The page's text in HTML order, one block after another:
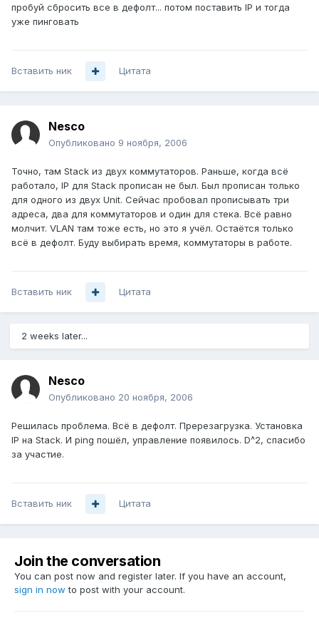
пробуй сбросить все в дефолт... потом поставить IP и тогда
уже пинговать
Вставить ник Цитата
Nesco
Опубликовано 9 ноября, 2006
Точно, там Stack из двух коммутаторов. Раньше, когда всё
работало, IP для Stack прописан не был. Был прописан только
для одного из двух Unit. Сейчас пробовал прописывать три
адреса, два для коммутаторов и один для стека. Всё равно
молчит. VLAN там тоже есть, но это я учёл. Остаётся только
всё в дефолт. Буду выбирать время, коммутаторы в работе.
Вставить ник Цитата
2 weeks later...
Nesco
Опубликовано 20 ноября, 2006
Решилась проблема. Всё в дефолт. Пререзагрузка. Установка
IP на Stack. И ping пошёл, управление появилось. D^2, спасибо
за участие.
Вставить ник Цитата
Join the conversation
You can post now and register later. If you have an account,
sign in now to post with your account.